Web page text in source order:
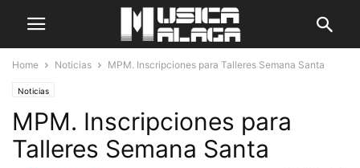
Home Noticias MPM. Inscripciones para Talleres Semana Santa
Noticias
MPM. Inscripciones para
Talleres Semana Santa